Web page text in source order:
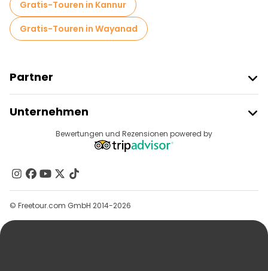
Gratis-Touren in Kannur
Gratis-Touren in Wayanad
Partner
Anbieter-Anmeldung
Affiliate-Programm
Unternehmen
Reiseziele
Kontakt
Gruppen
Hilfe
Bewertungen und Rezensionen powered by
© Freetour.com GmbH 2014-2026